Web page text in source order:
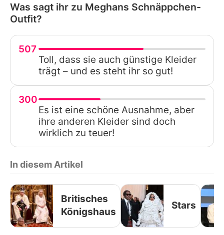
Was sagt ihr zu Meghans Schnäppchen-
Outfit?
507
Toll, dass sie auch günstige Kleider
trägt – und es steht ihr so gut!
300
Es ist eine schöne Ausnahme, aber
ihre anderen Kleider sind doch
wirklich zu teuer!
In diesem Artikel
Britisches
Königshaus
Stars